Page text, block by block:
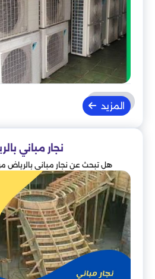
المزيد
نجار مباني
هل تبحث عن نجار مباني بالرياض